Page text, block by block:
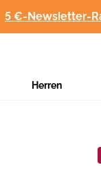
5 €-Newsletter-
Herren